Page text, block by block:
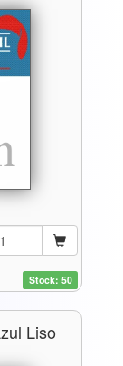
Stock: 50
Liso